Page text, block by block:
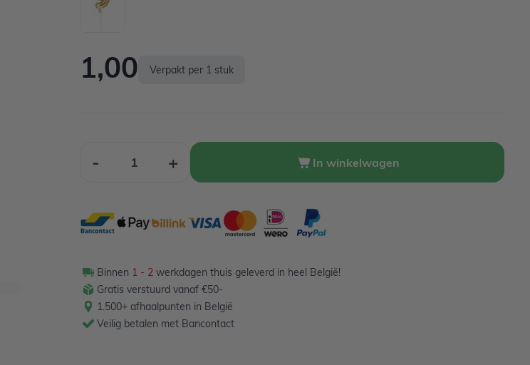
1,00 Verpakt per 1 stuk
- + In winkelwagen
Binnen 1 - 2 werkdagen thuis geleverd in heel België!
Gratis verstuurd vanaf €50-
1.500+ afhaalpunten in België
Veilig betalen met Bancontact